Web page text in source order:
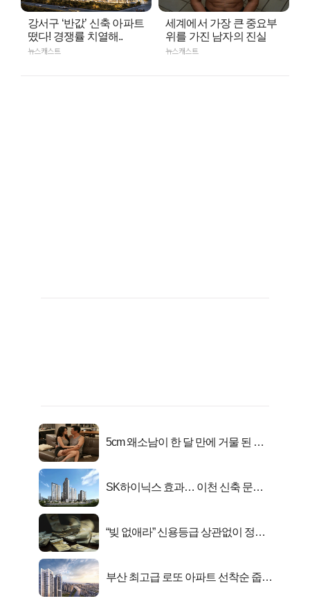
강서구 ‘반값’ 신축 아파트
떴다! 경쟁률 치열해..
뉴스캐스트
세계에서 가장 큰 중요부
위를 가진 남자의 진실
뉴스캐스트
5cm 왜소남이 한 달 만에 거물 된 사
SK하이닉스 효과… 이천 신축 문의
“빚 없애라” 신용등급 상관없이 정부
부산 최고급 로또 아파트 선착순 줍줍